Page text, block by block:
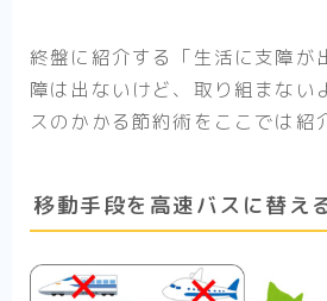
終盤に紹介する「生活に支障が
障は出ないけど、取り組まない
スのかかる節約術をここでは紹
移動手段を高速バスに替え